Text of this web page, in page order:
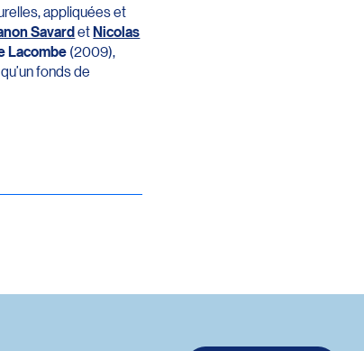
appliquées et
SavardetNicolas
Lacombe(2009),
fonds de